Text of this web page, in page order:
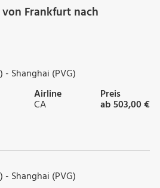
Frankfurt nach
- Shanghai (PVG)
Airline
CA
Preis
ab 503,00 €
- Shanghai (PVG)